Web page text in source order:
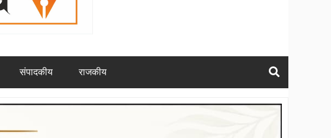
संपादकीय राजकीय